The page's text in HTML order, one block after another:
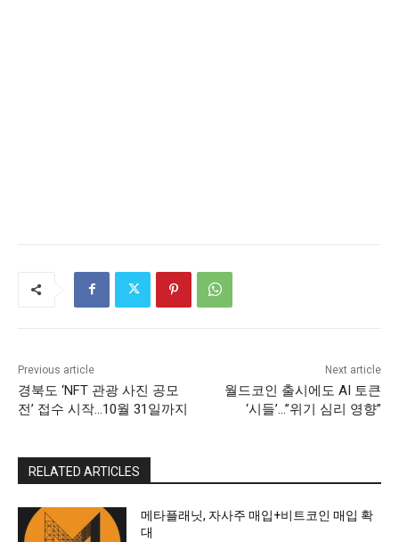
Previous article
경북도 ‘NFT 관광 사진 공모
전’ 접수 시작…10월 31일까지
Next article
월드코인 출시에도 AI 토큰
‘시들’…”위기 심리 영향”
RELATED ARTICLES
메타플래닛, 자사주 매입+비트코인 매입 확
대